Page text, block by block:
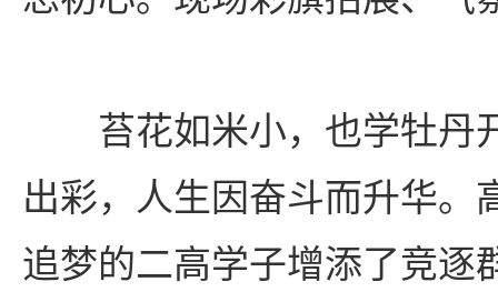
苔花如米小，也学牡丹
出彩，人生因奋斗而升华。
追梦的二高学子增添了竞逐